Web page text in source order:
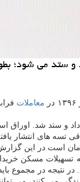
معاملات